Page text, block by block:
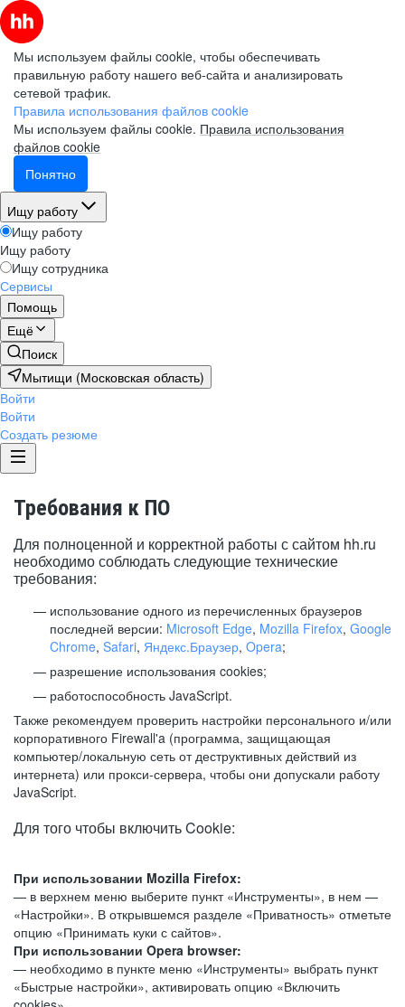
Мы используем файлы cookie, чтобы обеспечивать
правильную работу нашего веб-сайта и анализировать
сетевой трафик.
Правила использования файлов cookie
Мы используем файлы cookie. Правила использования
файлов cookie
Понятно
Ищу работу
Ищу работу
Ищу работу
Ищу сотрудника
Сервисы
Помощь
Ещё
Поиск
Мытищи (Московская область)
Войти
Войти
Создать резюме
Требования к ПО
Для полноценной и корректной работы с сайтом hh.ru
необходимо соблюдать следующие технические
требования:
использование одного из перечисленных браузеров
последней версии: Microsoft Edge, Mozilla Firefox, Google
Chrome, Safari, Яндекс.Браузер, Opera;
разрешение использования cookies;
работоспособность JavaScript.
Также рекомендуем проверить настройки персонального и/или
корпоративного Firewall'a (программа, защищающая
компьютер/локальную сеть от деструктивных действий из
интернета) или прокси-сервера, чтобы они допускали работу
JavaScript.
Для того чтобы включить Cookie:
При использовании Mozilla Firefox:
— в верхнем меню выберите пункт «Инструменты», в нем —
«Настройки». В открывшемся разделе «Приватность» отметьте
опцию «Принимать куки с сайтов».
При использовании Opera browser:
— необходимо в пункте меню «Инструменты» выбрать пункт
«Быстрые настройки», активировать опцию «Включить